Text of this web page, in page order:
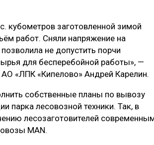
кубометров заготовленной зимой
работ. Сняли напряжение на
не допустить порчи
для бесперебойной работы», —
АО «ЛПК «Кипелово» Андрей Карелин.
собственные планы по вывозу
парка лесовозной техники. Так, в
лесозаготовителей
МАN.